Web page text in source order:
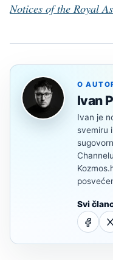
Notices of the Royal
O
Ivan
Ivan je
svemiru
Svi